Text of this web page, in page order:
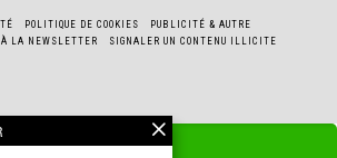
POLITIQUE DE COOKIES
PUBLICITÉ & AUTRE
À LA NEWSLETTER
SIGNALER UN CONTENU ILLICITE